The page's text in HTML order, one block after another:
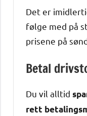
Det er
følge med på
prisene på
Betal
Du vil alltid
rett